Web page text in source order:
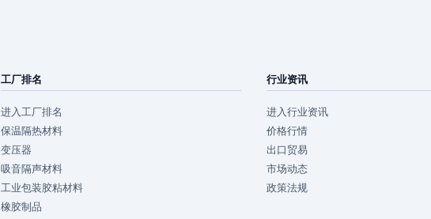
工厂排名
进入工厂排名
保温隔热材料
变压器
吸音隔声材料
工业包装胶粘材料
橡胶制品
行业资讯
进入行业资讯
价格行情
出口贸易
市场动态
政策法规